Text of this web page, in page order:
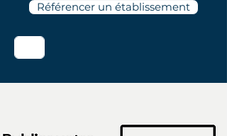
Référencer un établissement